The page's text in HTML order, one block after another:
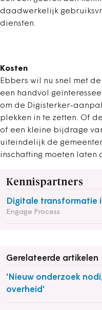
daadwerkelijk
diensten.
Kosten
Ebbers wil nu snel met
een handvol
om de Digisterker-
plekken in te zetten. Of
of een kleine bijdrage
uiteindelijk de
inschatting moeten laten
Kennispartners
Digitale transformatie
Engage Process
Gerelateerde artikelen
'Nieuw onderzoek
overheid'